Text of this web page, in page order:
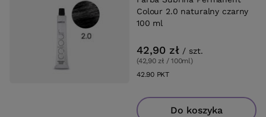
Colour 2.0 naturalny czarny
100 ml
42,90 zł / szt.
(42,90 zł / 100ml)
42.90PKTpunktów
Do koszyka